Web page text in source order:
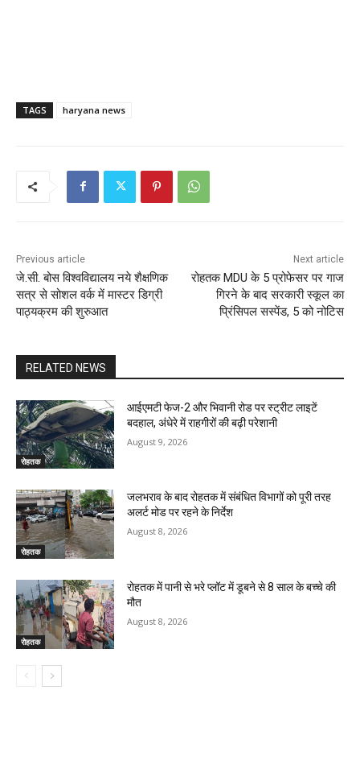
TAGS haryana news
Previous article
जे.सी. बोस विश्वविद्यालय नये शैक्षणिक
सत्र से सोशल वर्क में मास्टर डिग्री
पाठ्यक्रम की शुरुआत
Next article
रोहतक MDU के 5 प्रोफेसर पर गाज
गिरने के बाद सरकारी स्कूल का
प्रिंसिपल सस्पेंड, 5 को नोटिस
RELATED NEWS
रोहतक
आईएमटी फेज-2 और भिवानी रोड पर स्ट्रीट लाइटें
बदहाल, अंधेरे में राहगीरों की बढ़ी परेशानी
August 9, 2026
रोहतक
जलभराव के बाद रोहतक में संबंधित विभागों को पूरी तरह
अलर्ट मोड पर रहने के निर्देश
August 8, 2026
रोहतक
रोहतक में पानी से भरे प्लॉट में डूबने से 8 साल के बच्चे की
मौत
August 8, 2026